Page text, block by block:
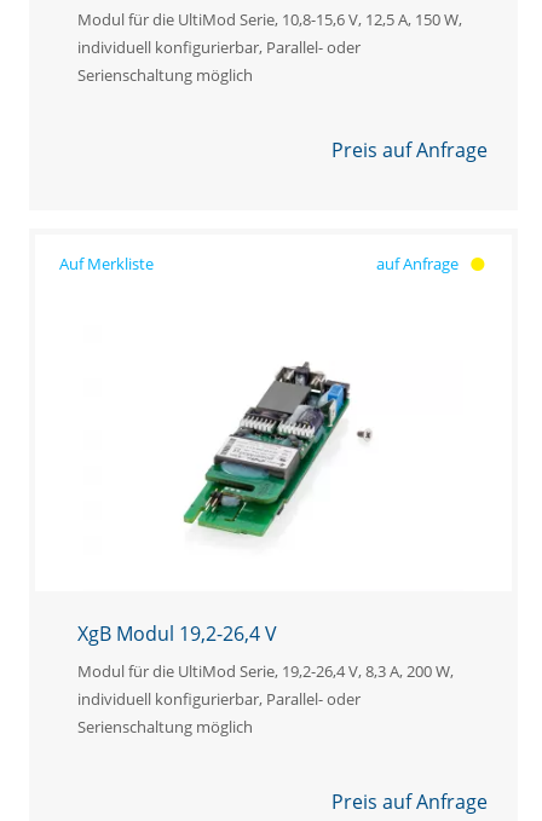
Modul für die UltiMod Serie, 10,8-15,6 V, 12,5 A, 150 W,
individuell konfigurierbar, Parallel- oder
Serienschaltung möglich
Preis auf Anfrage
auf Anfrage
XgB Modul 19,2-26,4 V
Modul für die UltiMod Serie, 19,2-26,4 V, 8,3 A, 200 W,
individuell konfigurierbar, Parallel- oder
Serienschaltung möglich
Preis auf Anfrage